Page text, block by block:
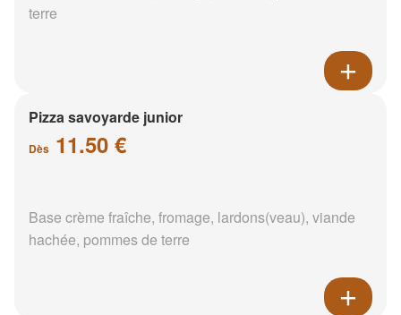
terre
Pizza savoyarde junior
Dès 11.50 €
Base crème fraîche, fromage, lardons(veau), viande
hachée, pommes de terre